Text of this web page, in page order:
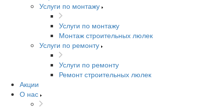
Услуги по монтажу
Услуги по монтажу
Монтаж строительных люлек
Услуги по ремонту
Услуги по ремонту
Ремонт строительных люлек
Акции
О нас